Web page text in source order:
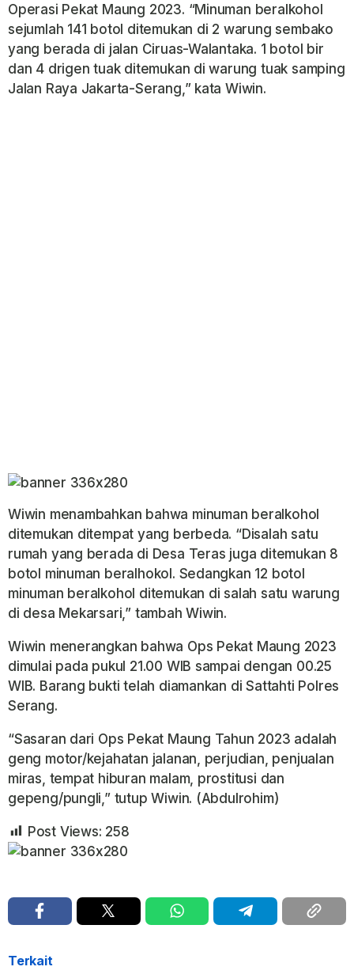
Operasi Pekat Maung 2023. “Minuman beralkohol
sejumlah 141 botol ditemukan di 2 warung sembako
yang berada di jalan Ciruas-Walantaka. 1 botol bir
dan 4 drigen tuak ditemukan di warung tuak samping
Jalan Raya Jakarta-Serang,” kata Wiwin.
Wiwin menambahkan bahwa minuman beralkohol
ditemukan ditempat yang berbeda. “Disalah satu
rumah yang berada di Desa Teras juga ditemukan 8
botol minuman beralhokol. Sedangkan 12 botol
minuman beralkohol ditemukan di salah satu warung
di desa Mekarsari,” tambah Wiwin.
Wiwin menerangkan bahwa Ops Pekat Maung 2023
dimulai pada pukul 21.00 WIB sampai dengan 00.25
WIB. Barang bukti telah diamankan di Sattahti Polres
Serang.
“Sasaran dari Ops Pekat Maung Tahun 2023 adalah
geng motor/kejahatan jalanan, perjudian, penjualan
miras, tempat hiburan malam, prostitusi dan
gepeng/pungli,” tutup Wiwin. (Abdulrohim)
Post Views: 258
Terkait